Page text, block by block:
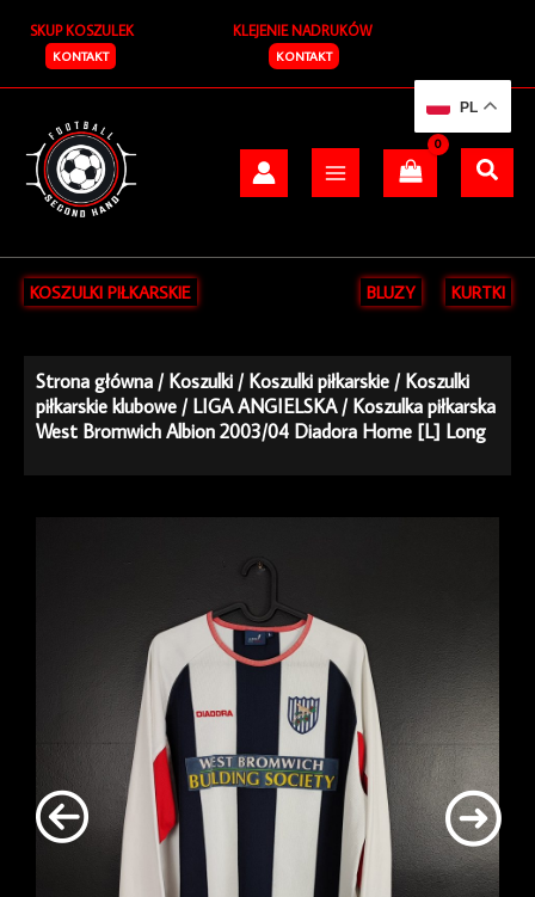
treści
SKUP KOSZULEK
KONTAKT
KLEJENIE NADRUKÓW
KONTAKT
KOSZULKI PIŁKARSKIE BLUZY KURTKI
Strona główna /Koszulki /Koszulki piłkarskie /Koszulki
piłkarskie klubowe /LIGA ANGIELSKA/ Koszulka piłkarska
West Bromwich Albion 2003/04 Diadora Home [L] Long
PL